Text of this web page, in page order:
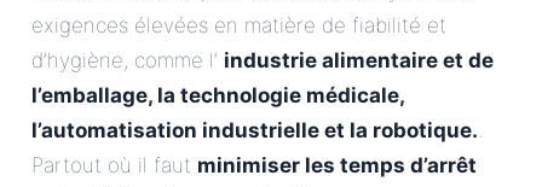
exigences élevées en matière de fiabilité et
d’hygiène, comme l’ industrie alimentaire et de
l’emballage, la technologie médicale,
l’automatisation industrielle et la robotique..
Partout où il faut minimiser les temps d’arrêt